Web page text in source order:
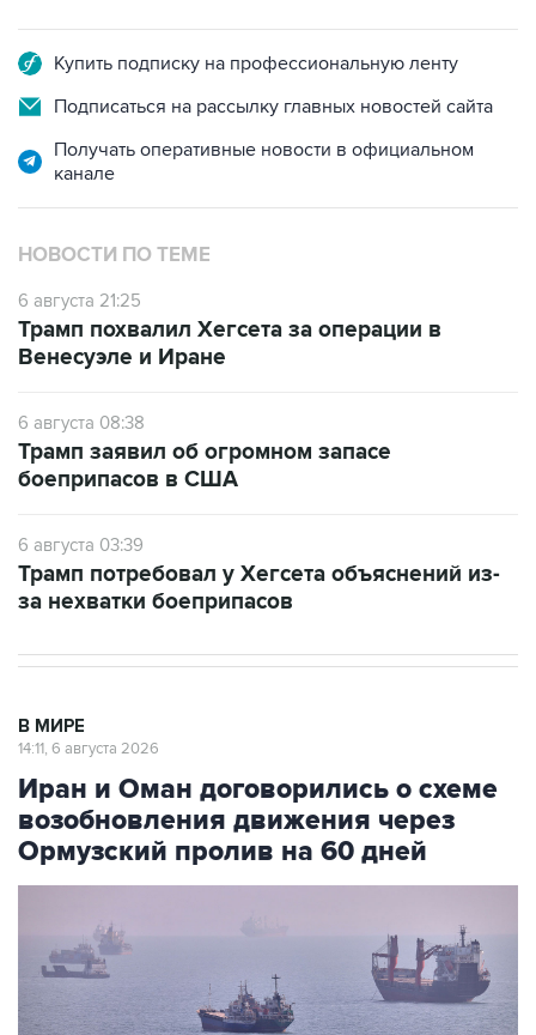
Купить подписку на профессиональную ленту
Подписаться на рассылку главных новостей сайта
Получать оперативные новости в официальном
канале
НОВОСТИ ПО ТЕМЕ
6 августа 21:25
Трамп похвалил Хегсета за операции в
Венесуэле и Иране
6 августа 08:38
Трамп заявил об огромном запасе
боеприпасов в США
6 августа 03:39
Трамп потребовал у Хегсета объяснений из-
за нехватки боеприпасов
В МИРЕ
14:11, 6 августа 2026
Иран и Оман договорились о схеме
возобновления движения через
Ормузский пролив на 60 дней